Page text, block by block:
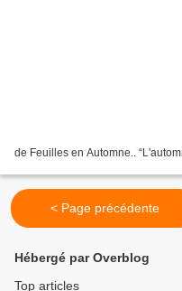
de Feuilles en Automne..
< Page précédente
Hébergé par Overblog
Top articles